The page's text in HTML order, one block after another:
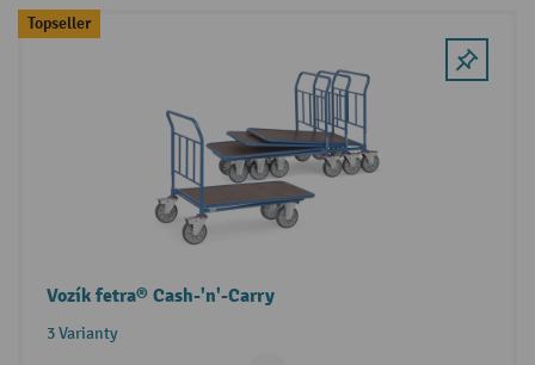
Topseller
Vozík fetra® Cash-'n'-Carry
3 Varianty